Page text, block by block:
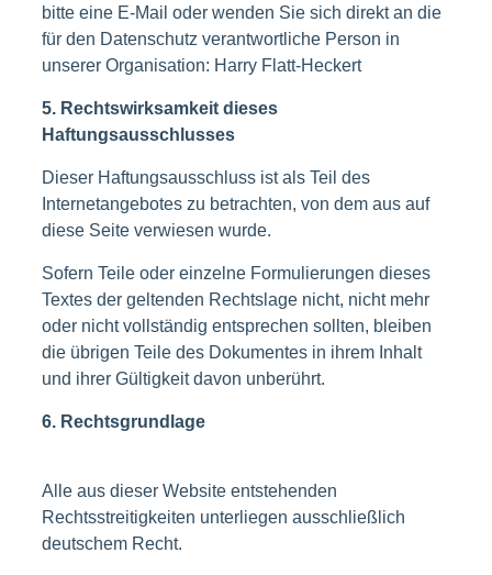
bitte eine E-Mail oder wenden Sie sich direkt an die
für den Datenschutz verantwortliche Person in
unserer Organisation: Harry Flatt-Heckert
5. Rechtswirksamkeit dieses
Haftungsausschlusses
Dieser Haftungsausschluss ist als Teil des
Internetangebotes zu betrachten, von dem aus auf
diese Seite verwiesen wurde.
Sofern Teile oder einzelne Formulierungen dieses
Textes der geltenden Rechtslage nicht, nicht mehr
oder nicht vollständig entsprechen sollten, bleiben
die übrigen Teile des Dokumentes in ihrem Inhalt
und ihrer Gültigkeit davon unberührt.
6. Rechtsgrundlage
Alle aus dieser Website entstehenden
Rechtsstreitigkeiten unterliegen ausschließlich
deutschem Recht.